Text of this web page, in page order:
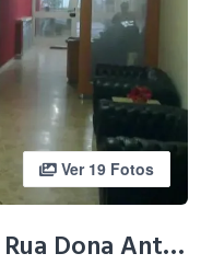
Ver 19 Fotos
Unidade Higienópolis 1 | Rua Dona Antônia de Queirós, 462